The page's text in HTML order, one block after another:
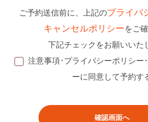
ご予約送信前に、上記のプライバ
キャンセルポリシーをご
下記チェックをお願いいた
注意事項･プライバシーポリシー
ーに同意して予約す